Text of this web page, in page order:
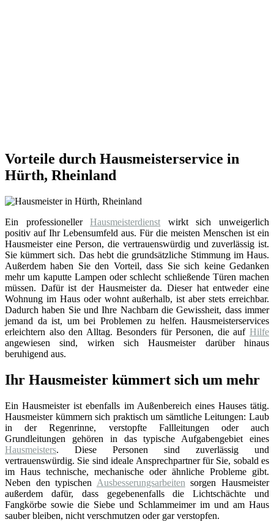
Vorteile durch Hausmeisterservice in
Hürth, Rheinland
Ein professionellerHausmeisterdienst wirkt sich unweigerlich
positiv auf Ihr Lebensumfeld aus. Für die meisten Menschen ist ein
Hausmeister eine Person, die vertrauenswürdig und zuverlässig ist.
Sie kümmert sich. Das hebt die grundsätzliche Stimmung im Haus.
Außerdem haben Sie den Vorteil, dass Sie sich keine Gedanken
mehr um kaputte Lampen oder schlecht schließende Türen machen
müssen. Dafür ist der Hausmeister da. Dieser hat entweder eine
Wohnung im Haus oder wohnt außerhalb, ist aber stets erreichbar.
Dadurch haben Sie und Ihre Nachbarn die Gewissheit, dass immer
jemand da ist, um bei Problemen zu helfen. Hausmeisterservices
erleichtern also den Alltag. Besonders für Personen, die auf Hilfe
angewiesen sind, wirken sich Hausmeister darüber hinaus
beruhigend aus.
Ihr Hausmeister kümmert sich um mehr
Ein Hausmeister ist ebenfalls im Außenbereich eines Hauses tätig.
Hausmeister kümmern sich praktisch um sämtliche Leitungen: Laub
in der Regenrinne, verstopfte Fallleitungen oder auch
Grundleitungen gehören in das typische Aufgabengebiet eines
Hausmeisters. Diese Personen sind zuverlässig und
vertrauenswürdig. Sie sind ideale Ansprechpartner für Sie, sobald es
im Haus technische, mechanische oder ähnliche Probleme gibt.
Neben den typischen Ausbesserungsarbeiten sorgen Hausmeister
außerdem dafür, dass gegebenenfalls die Lichtschächte und
Fangkörbe sowie die Siebe und Schlammeimer im und am Haus
sauber bleiben, nicht verschmutzen oder gar verstopfen.